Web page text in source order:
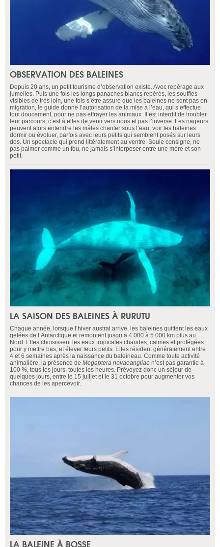
OBSERVATION DES BALEINES
Depuis 20 ans, un petit tourisme d’observation existe. Avec repérage aux
jumelles. Puis une fois les longs panaches blancs repérés, les souffles
visibles de très loin, une fois s’être assuré que les baleines ne sont pas en
migration, le guide donne l’autorisation de la mise à l’eau, qui s’effectue
tout doucement, pour ne pas effrayer les animaux. Il est interdit de troubler
leur parcours, c’est à elles de venir vers nous et pas l’inverse. Les nageurs
peuvent alors entendre les mâles chanter sous l’eau, voir les baleines
dormir ou évoluer, parfois avec leurs petits qui semblent posés sur leurs
dos. Un spectacle qui prend littéralement au ventre. Seule consigne, ne
pas palmer comme un fou, ne jamais s’interposer entre une mère et son
petit.
LA SAISON DES BALEINES À RURUTU
Chaque année, lorsque l’hiver austral arrive, les baleines quittent les eaux
gelées de l’Antarctique et remontent jusqu’à 4 000 à 5 000 km plus au
Nord. Elles choisissent les eaux tropicales chaudes, calmes et protégées
pour y mettre bas, et élever leurs petits. Elles résident généralement entre
4 et 6 semaines après la naissance du baleineau. Comme toute activité
animalière, la présence de Megaptera novaeangliae n’est pas garantie à
100 %, tous les jours, toutes les heures. Prévoyez donc un séjour de
quelques jours, entre le 15 juillet et le 31 octobre pour augmenter vos
chances de les apercevoir.
LA BALEINE À BOSSE